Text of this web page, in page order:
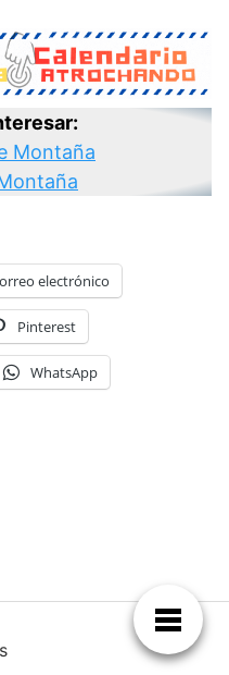
Montaña
electrónico
Pinterest
WhatsApp